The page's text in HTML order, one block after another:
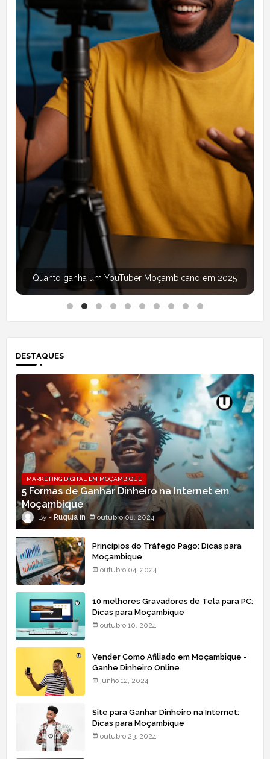
Aprender informática grátis online em Moçambique
DESTAQUES
MARKETING DIGITAL EM MOÇAMBIQUE
5 Formas de Ganhar Dinheiro na Internet em
Moçambique
Ruquia outubro 08, 2024
Princípios do Tráfego Pago: Dicas para
Moçambique
outubro 04, 2024
10 melhores Gravadores de Tela para PC:
Dicas para Moçambique
outubro 10, 2024
Vender Como Afiliado em Moçambique -
Ganhe Dinheiro Online
junho 12, 2024
Site para Ganhar Dinheiro na Internet:
Dicas para Moçambique
outubro 23, 2024